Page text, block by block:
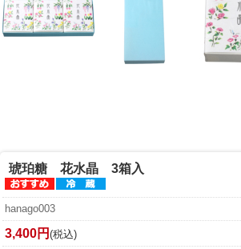
琥珀糖 花水晶 3箱入
hanago003
3,400円 (税込)